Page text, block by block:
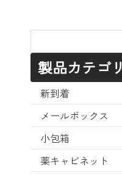
製品カテゴリ
新到着
メールボックス
小包箱
薬キャビネット